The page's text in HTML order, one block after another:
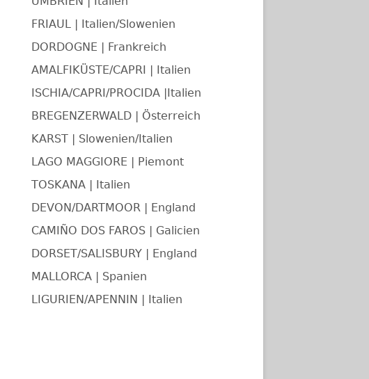
FRIAUL | Italien/Slowenien
DORDOGNE | Frankreich
AMALFIKÜSTE/CAPRI | Italien
ISCHIA/CAPRI/PROCIDA |Italien
BREGENZERWALD | Österreich
KARST | Slowenien/Italien
LAGO MAGGIORE | Piemont
TOSKANA | Italien
DEVON/DARTMOOR | England
CAMIÑO DOS FAROS | Galicien
DORSET/SALISBURY | England
MALLORCA | Spanien
LIGURIEN/APENNIN | Italien